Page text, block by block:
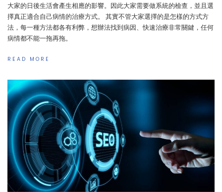
大家的日後生活會產生相應的影響。因此大家需要做系統的檢查，並且選
擇真正適合自己病情的治療方式。 其實不管大家選擇的是怎樣的方式方
法，每一種方法都各有利弊，想辦法找到病因、快速治療非常關鍵，任何
病情都不能一拖再拖。
READ MORE